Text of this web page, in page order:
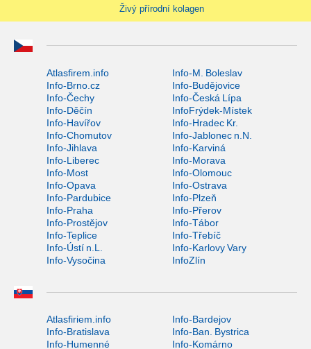
Živý přírodní kolagen
Atlasfirem.info
Info-M. Boleslav
Info-Brno.cz
Info-Budějovice
Info-Čechy
Info-Česká Lípa
Info-Děčín
InfoFrýdek-Místek
Info-Havířov
Info-Hradec Kr.
Info-Chomutov
Info-Jablonec n.N.
Info-Jihlava
Info-Karviná
Info-Liberec
Info-Morava
Info-Most
Info-Olomouc
Info-Opava
Info-Ostrava
Info-Pardubice
Info-Plzeň
Info-Praha
Info-Přerov
Info-Prostějov
Info-Tábor
Info-Teplice
Info-Třebíč
Info-Ústí n.L.
Info-Karlovy Vary
Info-Vysočina
InfoZlín
Atlasfiriem.info
Info-Bardejov
Info-Bratislava
Info-Ban. Bystrica
Info-Humenné
Info-Komárno